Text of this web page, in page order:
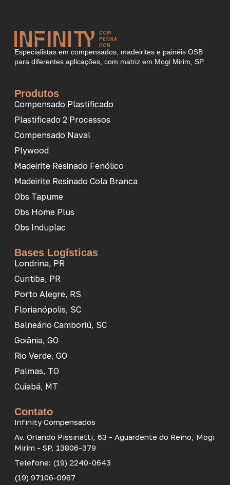
Especialistas em compensados, madeirites e painéis OSB
para diferentes aplicações, com matriz em Mogi Mirim, SP.
Produtos
Compensado Plastificado
Plastificado 2 Processos
Compensado Naval
Plywood
Madeirite Resinado Fenólico
Madeirite Resinado Cola Branca
Obs Tapume
Obs Home Plus
Obs Induplac
Bases Logísticas
Londrina, PR
Curitiba, PR
Porto Alegre, RS
Florianópolis, SC
Balneário Camboriú, SC
Goiânia, GO
Rio Verde, GO
Palmas, TO
Cuiabá, MT
Contato
Infinity Compensados
Av. Orlando Pissinatti, 63 - Aguardente do Reino, Mogi
Mirim - SP, 13806-379
Telefone: (19) 2240-0643
(19) 97106-0987